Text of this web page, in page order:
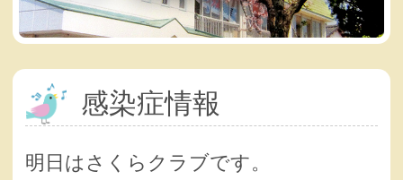
感染症情報
明日はさくらクラブです。